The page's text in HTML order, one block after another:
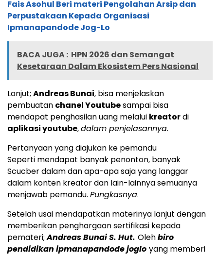
Fais Asohul Beri materi Pengolahan Arsip dan
Perpustakaan Kepada Organisasi
Ipmanapandode Jog-Lo
BACA JUGA : HPN 2026 dan Semangat
Kesetaraan Dalam Ekosistem Pers Nasional
Lanjut; Andreas Bunai, bisa menjelaskan
pembuatan chanel Youtubesampai bisa
mendapat penghasilan uang melalui kreatordi
aplikasi youtube,dalam penjelasannya.
Pertanyaan yang diajukan ke pemandu
Seperti mendapat banyak penonton, banyak
Scucber dalam dan apa-apa saja yang langgar
dalam konten kreator dan lain-lainnya semuanya
menjawab pemandu. Pungkasnya.
Setelah usai mendapatkan materinya lanjut dengan
memberikan penghargaan sertifikasi kepada
pemateri;Andreas Bunai S. Hut. Olehbiro
pendidikan ipmanapandode joglo yang memberi